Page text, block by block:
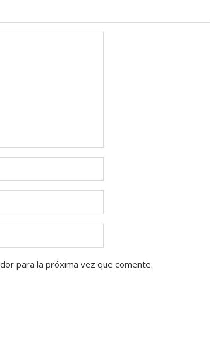
para la próxima vez que comente.